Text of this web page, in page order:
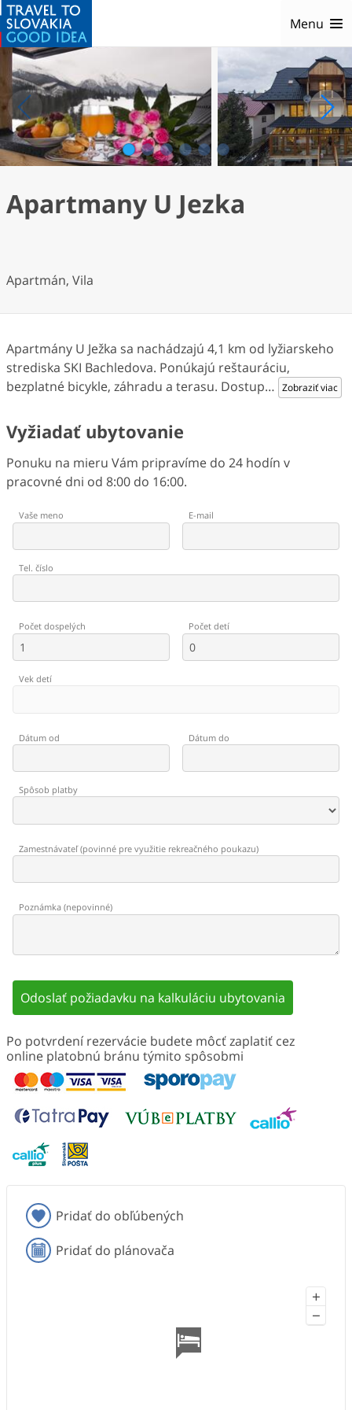
Menu
1 2 3 4 5 6
Apartmany U Jezka
Apartmán, Vila
Apartmány U Ježka sa nachádzajú 4,1 km od lyžiarskeho
strediska SKI Bachledova. Ponúkajú reštauráciu,
bezplatné bicykle, záhradu a terasu. Dostup… Zobraziť viac
Vyžiadať ubytovanie
Ponuku na mieru Vám pripravíme do 24 hodín v
pracovné dni od 8:00 do 16:00.
Vaše meno E-mail
Tel. číslo
Počet dospelých Počet detí
Vek detí
Dátum od Dátum do
Spôsob platby
Zamestnávateľ(povinné pre využitie rekreačného poukazu)
Poznámka (nepovinné)
Odoslať požiadavku na kalkuláciu ubytovania
Po potvrdení rezervácie budete môcť zaplatiť cez
online platobnú bránu týmito spôsobmi
Pridať do obľúbených
Pridať do plánovača
+
−